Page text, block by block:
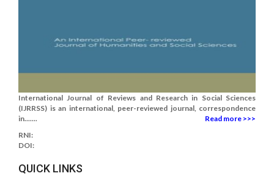
International Journal of Reviews and Research in Social Sciences
(IJRRSS) is an international, peer-reviewed journal, correspondence
in.......
Read more >>>
RNI:
DOI:
QUICK LINKS